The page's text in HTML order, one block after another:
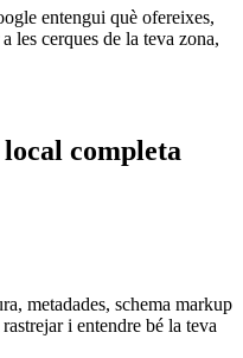
entengui què ofereixes,
les cerques de la teva zona,
completa
metadades, schema markup
i entendre bé la teva